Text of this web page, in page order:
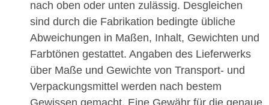
nach oben oder unten zulässig. Desgleichen
sind durch die Fabrikation bedingte übliche
Abweichungen in Maßen, Inhalt, Gewichten und
Farbtönen gestattet. Angaben des Lieferwerks
über Maße und Gewichte von Transport- und
Verpackungsmittel werden nach bestem
Gewissen gemacht. Eine Gewähr für die genaue